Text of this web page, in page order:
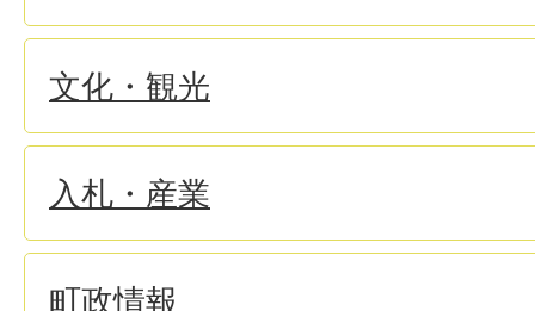
文化・観光
入札・産業
町政情報